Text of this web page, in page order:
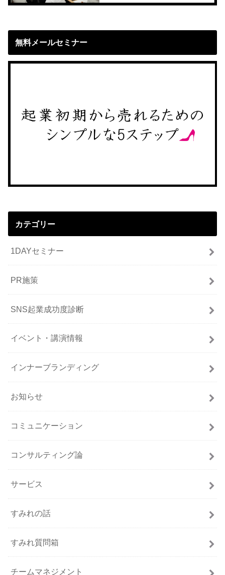
無料メールセミナー
カテゴリー
1DAYセミナー
PR施策
SNS起業成功度診断
イベント・講演情報
インナーブランディング
お知らせ
コミュニケーション
コンサルティング論
サービス
すみれの話
すみれ質問箱
チームマネジメント